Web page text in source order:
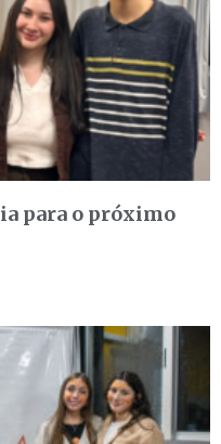
para o próximo